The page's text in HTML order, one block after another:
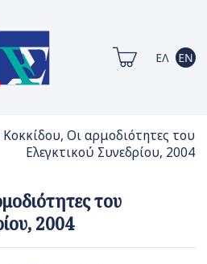
Οι αρμοδιότητες του
Ελεγκτικού Συνεδρίου, 2004
του
2004